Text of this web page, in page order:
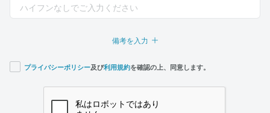
備考を入力
プライバシーポリシー及び利用規約を確認の上、同意します。